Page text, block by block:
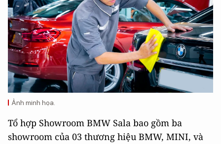
Ảnh minh họa.
Tổ hợp Showroom BMW Sala bao gồm ba
showroom của 03 thương hiệu BMW, MINI, và